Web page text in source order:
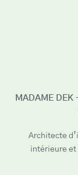
MADAME DEK
Architecte
intérieure et